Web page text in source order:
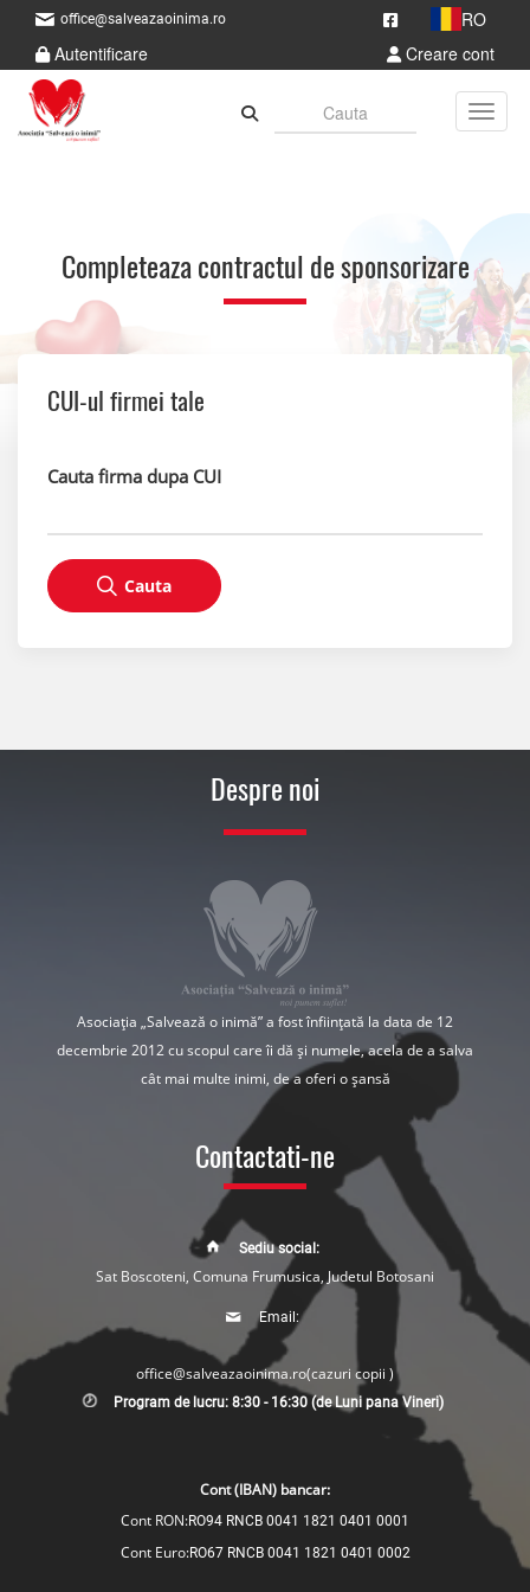
office@salveazaoinima.ro
RO
Autentificare
Creare cont
Completeaza contractul de sponsorizare
CUI-ul firmei tale
Cauta firma dupa CUI
Cauta
Despre noi
Asociația „Salvează o inimă” a fost înființată la data de 12
decembrie 2012 cu scopul care îi dă și numele, acela de a salva
cât mai multe inimi, de a oferi o șansă
Contactati-ne
Sediu social:
Sat Boscoteni, Comuna Frumusica, Judetul Botosani
Email:
office@salveazaoinima.ro(cazuri copii )
Program de lucru: 8:30 - 16:30 (de Luni pana Vineri)
Cont (IBAN) bancar:
Cont RON:RO94 RNCB 0041 1821 0401 0001
Cont Euro:RO67 RNCB 0041 1821 0401 0002